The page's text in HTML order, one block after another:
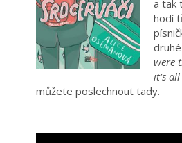
a tak
hodí
were
it’s
můžete poslechnout tady.